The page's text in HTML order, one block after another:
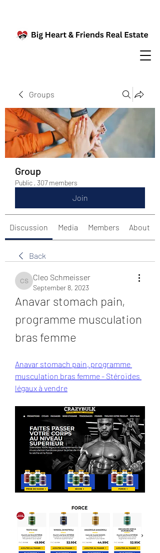
Groups
Group
Public · 307 members
Join
Discussion Media Members About
Back
Cleo Schmeisser
Cleo Schmeisser
September 8, 2023
Anavar stomach pain,
programme musculation
bras femme
Anavar stomach pain, programme
musculation bras femme - Stéroïdes
légaux à vendre